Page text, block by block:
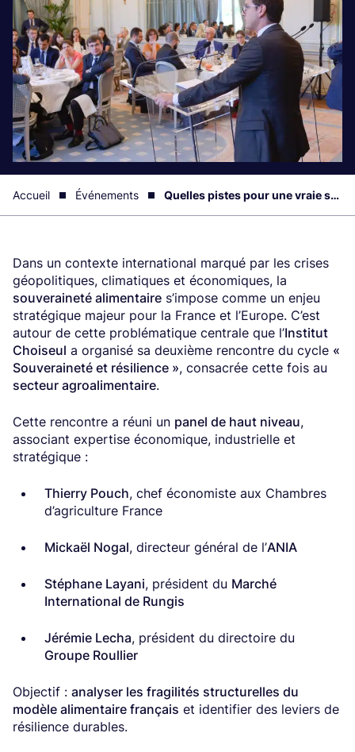
Accueil Événements Quelles pistes pour une vraie souveraineté agroalimentaire ?
Dans un contexte international marqué par les crises
géopolitiques, climatiques et économiques, la
souveraineté alimentaire s’impose comme un enjeu
stratégique majeur pour la France et l’Europe. C’est
autour de cette problématique centrale que l’Institut
Choiseul a organisé sa deuxième rencontre du cycle «
Souveraineté et résilience », consacrée cette fois au
secteur agroalimentaire.
Cette rencontre a réuni un panel de haut niveau,
associant expertise économique, industrielle et
stratégique :
Thierry Pouch, chef économiste aux Chambres
d’agriculture France
Mickaël Nogal, directeur général de l’ANIA
Stéphane Layani, président du Marché
International de Rungis
Jérémie Lecha, président du directoire du
Groupe Roullier
Objectif : analyser les fragilités structurelles du
modèle alimentaire français et identifier des leviers de
résilience durables.